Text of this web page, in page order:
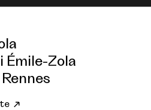
Émile-Zola